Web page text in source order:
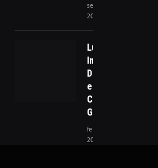
setembro 15,
2025
Lula
Intensifica
Diplomacia
em Meio a
Crises
Globais
fevereiro 3,
2026